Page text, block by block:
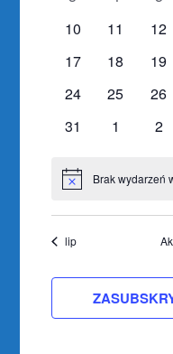
0
10
0
11
0
12
0
17
0
18
0
19
0
24
0
25
0
26
0
31
0
1
0
2
Powiadomienie
Brak wydarzeń
lip